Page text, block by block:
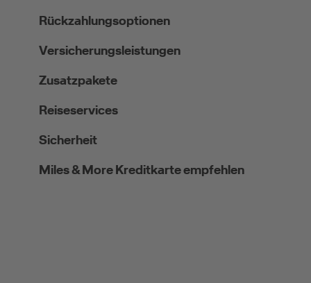
Rückzahlungsoptionen
Versicherungsleistungen
Zusatzpakete
Reiseservices
Sicherheit
Miles & More Kreditkarte empfehlen